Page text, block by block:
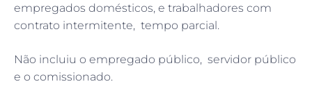
empregados domésticos, e trabalhadores com
contrato intermitente, tempo parcial.
Não incluiu o empregado público, servidor público
e o comissionado.